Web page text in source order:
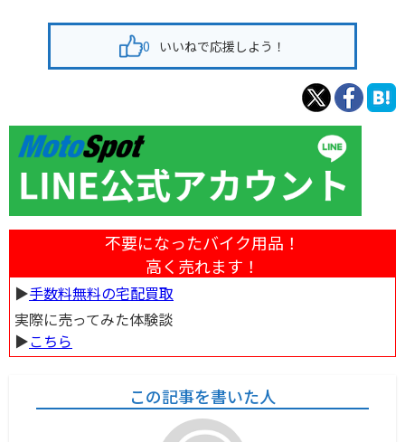
0 いいねで応援しよう！
不要になったバイク用品！
高く売れます！
▶︎手数料無料の宅配買取
実際に売ってみた体験談
▶︎こちら
この記事を書いた人